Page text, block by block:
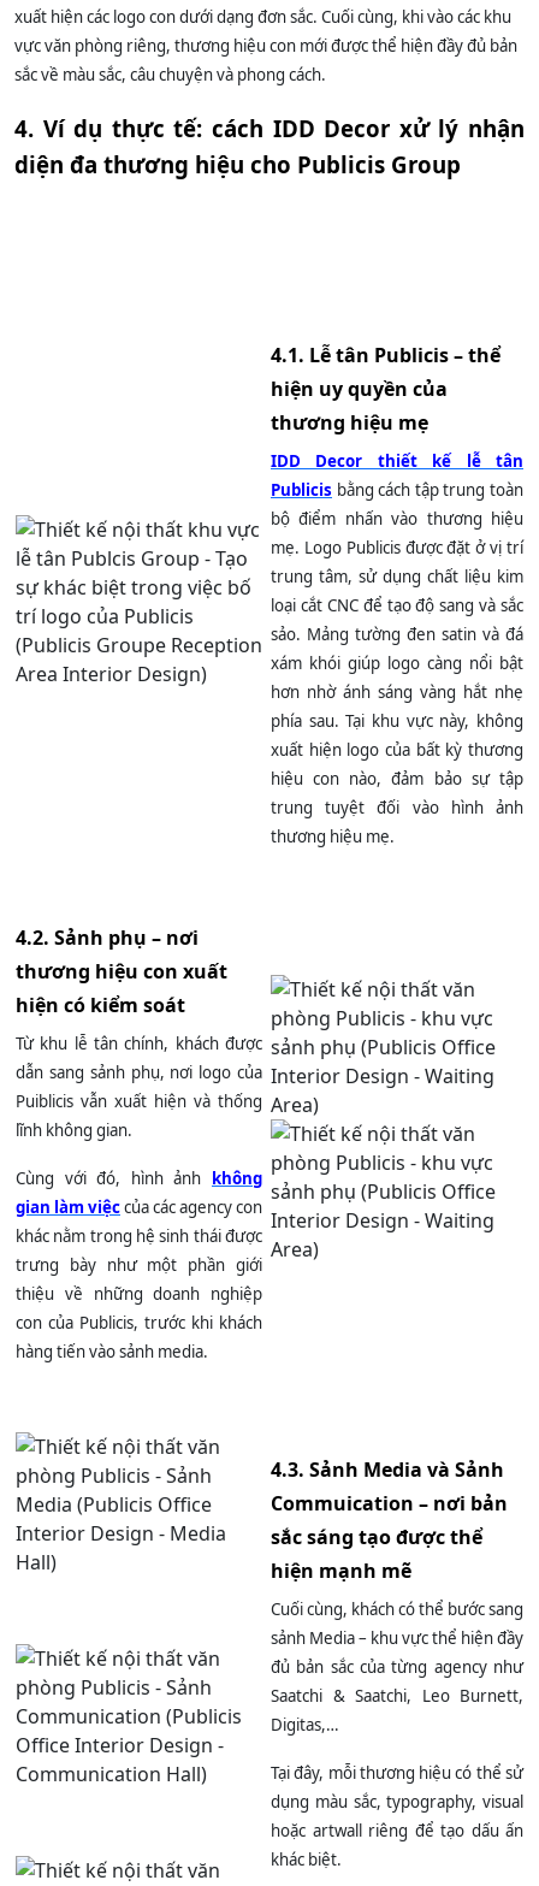
xuất hiện các logo con dưới dạng đơn sắc. Cuối cùng, khi vào các khu
vực văn phòng riêng, thương hiệu con mới được thể hiện đầy đủ bản
sắc về màu sắc, câu chuyện và phong cách.
4. Ví dụ thực tế: cách IDD Decor xử lý nhận
diện đa thương hiệu cho Publicis Group
4.1. Lễ tân Publicis – thể
hiện uy quyền của
thương hiệu mẹ
IDD Decor thiết kế lễ tân
Publicis bằng cách tập trung toàn
bộ điểm nhấn vào thương hiệu
mẹ. Logo Publicis được đặt ở vị trí
trung tâm, sử dụng chất liệu kim
loại cắt CNC để tạo độ sang và sắc
sảo. Mảng tường đen satin và đá
xám khói giúp logo càng nổi bật
hơn nhờ ánh sáng vàng hắt nhẹ
phía sau. Tại khu vực này, không
xuất hiện logo của bất kỳ thương
hiệu con nào, đảm bảo sự tập
trung tuyệt đối vào hình ảnh
thương hiệu mẹ.
4.2. Sảnh phụ – nơi
thương hiệu con xuất
hiện có kiểm soát
Từ khu lễ tân chính, khách được
dẫn sang sảnh phụ, nơi logo của
Puiblicis vẫn xuất hiện và thống
lĩnh không gian.
Cùng với đó, hình ảnh không
gian làm việccủa các agency con
khác nằm trong hệ sinh thái được
trưng bày như một phần giới
thiệu về những doanh nghiệp
con của Publicis, trước khi khách
hàng tiến vào sảnh media.
4.3. Sảnh Media và Sảnh
Commuication – nơi bản
sắc sáng tạo được thể
hiện mạnh mẽ
Cuối cùng, khách có thể bước sang
sảnh Media – khu vực thể hiện đầy
đủ bản sắc của từng agency như
Saatchi & Saatchi, Leo Burnett,
Digitas,…
Tại đây, mỗi thương hiệu có thể sử
dụng màu sắc, typography, visual
hoặc artwall riêng để tạo dấu ấn
khác biệt.